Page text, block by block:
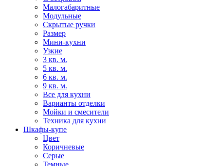
Малогабаритные
Модульные
Скрытые ручки
Размер
Мини-кухни
Узкие
3 кв. м.
5 кв. м.
6 кв. м.
9 кв. м.
Все для кухни
Варианты отделки
Мойки и смесители
Техника для кухни
Шкафы-купе
Цвет
Коричневые
Серые
Темные